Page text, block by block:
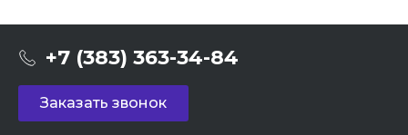
+7 (383) 363-34-84
Заказать звонок